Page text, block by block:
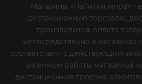
Магазины «Напитки мира»
дистанционную торговлю,
производится, оплата
непосредственно в магазинах
соответствии с действующим
режимом работы магазинов,
дистанционная продажа